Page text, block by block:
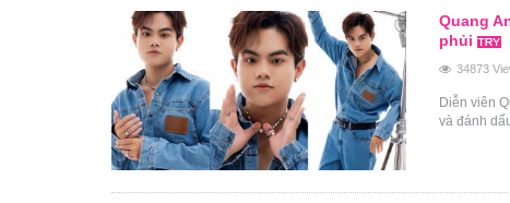
Quang
phủi
34873
Diễn viên
và đánh